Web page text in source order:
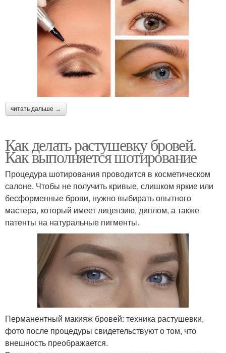
читать дальше →
Как делать растушевку бровей.
Как выполняется шотирование
Процедура шотирования проводится в косметическом
салоне. Чтобы не получить кривые, слишком яркие или
бесформенные брови, нужно выбирать опытного
мастера, который имеет лицензию, диплом, а также
патенты на натуральные пигменты.
Перманентный макияж бровей: техника растушевки,
фото после процедуры свидетельствуют о том, что
внешность преображается.